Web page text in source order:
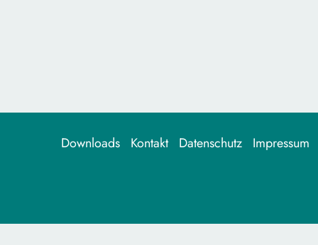
Downloads Kontakt Datenschutz Impressum